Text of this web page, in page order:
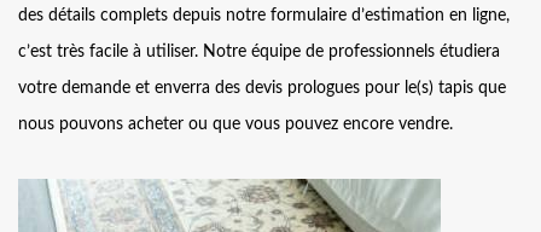
des détails complets depuis notre formulaire d’estimation en ligne,
c’est très facile à utiliser. Notre équipe de professionnels étudiera
votre demande et enverra des devis prologues pour le(s) tapis que
nous pouvons acheter ou que vous pouvez encore vendre.